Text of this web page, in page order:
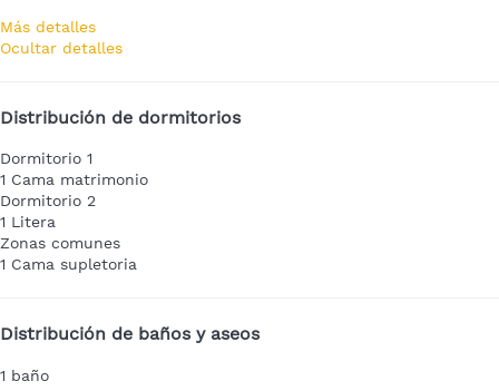
Más detalles
Ocultar detalles
Distribución de dormitorios
Dormitorio 1
1 Cama matrimonio
Dormitorio 2
1 Litera
Zonas comunes
1 Cama supletoria
Distribución de baños y aseos
1 baño